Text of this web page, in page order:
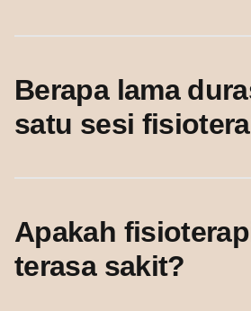
Berapa lama
satu sesi
Apakah
terasa sakit?